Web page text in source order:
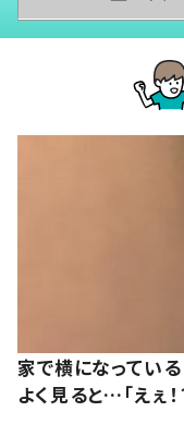
家で横になっている
よく見ると…「えぇ